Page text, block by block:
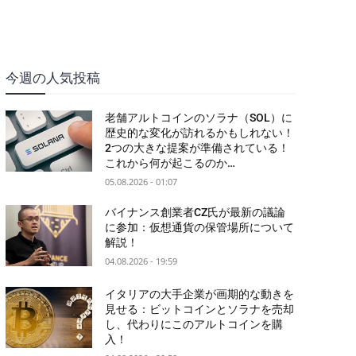
今週の人気投稿
老舗アルトコインのソラナ（SOL）に
歴史的な変化が訪れるかもしれない！
2つの大きな提案が準備されている！
これから何が起こるのか…
05.08.2026 - 01:07
バイナンス創業者CZ氏が最新の議論
に参加：仮想通貨の保管場所について
解説！
04.08.2026 - 19:59
イタリアの大手企業が画期的な動きを
見せる：ビットコインとソラナを売却
し、代わりにこのアルトコインを購
入！